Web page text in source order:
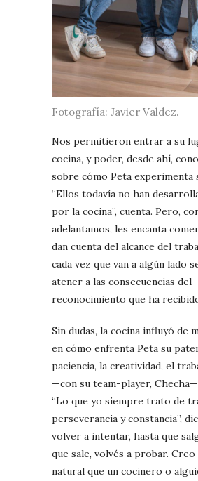
Fotografía: Javier Valdez.
Nos permitieron entrar a su
cocina, y poder, desde ahí,
sobre cómo Peta experimenta
“Ellos todavía no han
por la cocina”, cuenta. Pero,
adelantamos, les encanta
dan cuenta del alcance del
cada vez que van a algún lado
atener a las consecuencias del
reconocimiento que ha
Sin dudas, la cocina influyó de
en cómo enfrenta Peta su
paciencia, la creatividad, el
—con su team-player, Checha—
“Lo que yo siempre trato de
perseverancia y constancia”,
volver a intentar, hasta que
que sale, volvés a probar. Creo
natural que un cocinero o